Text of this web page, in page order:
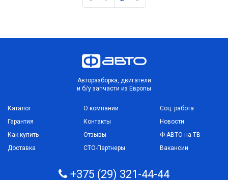
Авторазборка, двигатели
и б/у запчасти из Европы
Каталог
Гарантия
Как купить
Доставка
О компании
Контакты
Отзывы
СТО-Партнеры
Соц. работа
Новости
Ф-АВТО на ТВ
Вакансии
+375 (29) 321-44-44